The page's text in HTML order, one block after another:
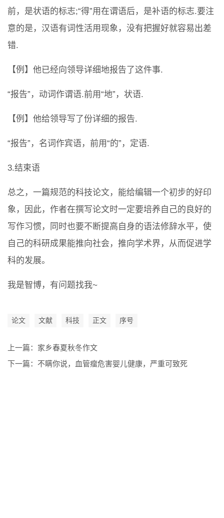
前，是状语的标志;“得”用在谓语后，是补语的标志.要注
意的是，汉语有词性活用现象，没有把握好就容易出差
错.
【例】他已经向领导详细地报告了这件事.
“报告”，动词作谓语.前用“地”，状语.
【例】他给领导写了份详细的报告.
“报告”，名词作宾语，前用“的”，定语.
3.结束语
总之，一篇规范的科技论文，能给编辑一个初步的好印
象，因此，作者在撰写论文时一定要培养自己的良好的
写作习惯，同时也要不断提高自身的语法修辞水平，使
自己的科研成果能推向社会，推向学术界，从而促进学
科的发展。
我是智博，有问题找我~
论文 文献 科技 正文 序号
上一篇： 家乡春夏秋冬作文
下一篇： 不瞒你说，血管瘤危害婴儿健康，严重可致死